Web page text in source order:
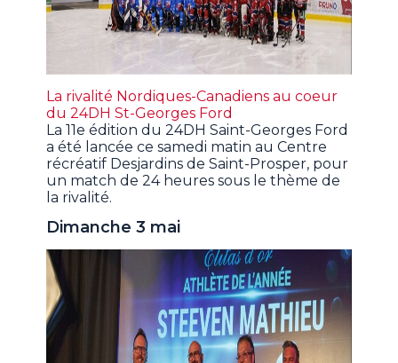
La rivalité Nordiques-Canadiens au coeur
du 24DH St-Georges Ford
La 11e édition du 24DH Saint-Georges Ford
a été lancée ce samedi matin au Centre
récréatif Desjardins de Saint-Prosper, pour
un match de 24 heures sous le thème de
la rivalité.
Dimanche 3 mai